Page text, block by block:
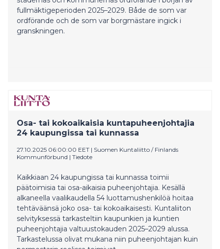
fullmäktigeperioden 2025–2029. Både de som var
ordförande och de som var borgmästare ingick i
granskningen.
Osa- tai kokoaikaisia kuntapuheenjohtajia
24 kaupungissa tai kunnassa
27.10.2025 06:00:00 EET | Suomen Kuntaliitto / Finlands
Kommunförbund | Tiedote
Kaikkiaan 24 kaupungissa tai kunnassa toimii
päätoimisia tai osa-aikaisia puheenjohtajia. Kesällä
alkaneella vaalikaudella 54 luottamushenkilöä hoitaa
tehtäväänsä joko osa- tai kokoaikaisesti. Kuntaliiton
selvityksessä tarkasteltiin kaupunkien ja kuntien
puheenjohtajia valtuustokauden 2025–2029 alussa.
Tarkastelussa olivat mukana niin puheenjohtajan kuin